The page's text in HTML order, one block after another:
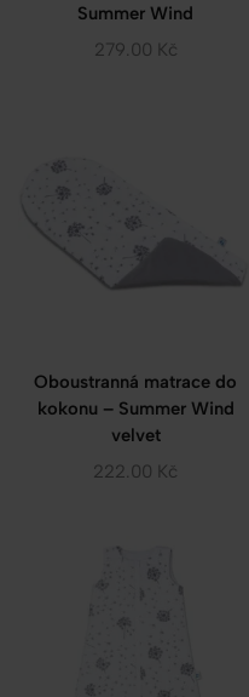
Summer Wind
279.00 Kč
Oboustranná matrace do
kokonu – Summer Wind
velvet
222.00 Kč